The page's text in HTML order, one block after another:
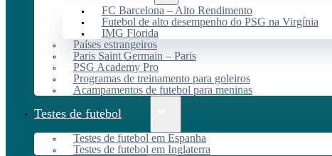
FC Barcelona – Alto Rendimento
Futebol de alto desempenho do PSG na Virgínia
IMG Florida
Países estrangeiros
Paris Saint Germain – Paris
PSG Academy Pro
Programas de treinamento para goleiros
Acampamentos de futebol para meninas
Testes de futebol
Testes de futebol em Espanha
Testes de futebol em Inglaterra